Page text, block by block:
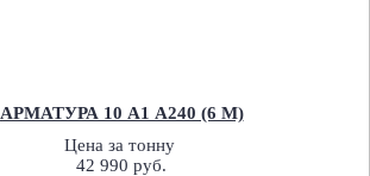
АРМАТУРА 10 А1 А240 (6 М)
Цена за тонну
42 990 руб.